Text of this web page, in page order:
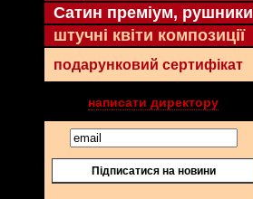
Сатин преміум, рушники
штучні квіти композиції
подарунковий сертифікат
написати директору
Підписатися на новини